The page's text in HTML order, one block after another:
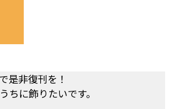
で是非復刊を！
ちに飾りたいです。